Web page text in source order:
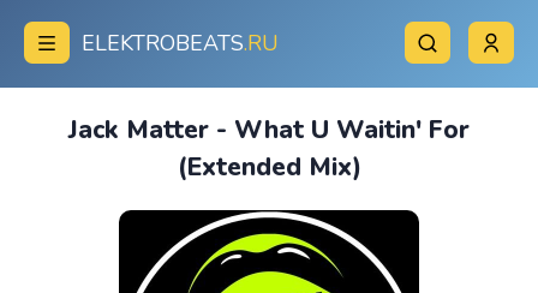
ELEKTROBEATS.RU
Jack Matter - What U Waitin' For
(Extended Mix)